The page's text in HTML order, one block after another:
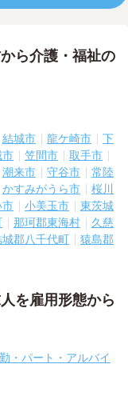
ら介護・福祉の
結城市 龍ケ崎市
下
市 笠間市
取手市
潮来市 守谷市
常陸
かすみがうら市
桜川
市 小美玉市
東茨城
那珂郡東海村
久慈
城郡八千代町
猿島郡
を雇用形態から
・パート・アルバイ